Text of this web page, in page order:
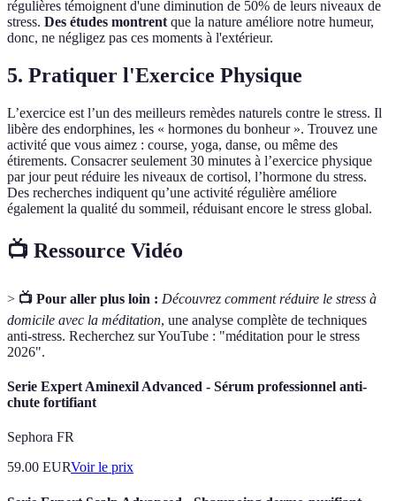
régulières témoignent d'une diminution de 50% de leurs niveaux de
stress. Des études montrent que la nature améliore notre humeur,
donc, ne négligez pas ces moments à l'extérieur.
5. Pratiquer l'Exercice Physique
L’exercice est l’un des meilleurs remèdes naturels contre le stress. Il
libère des endorphines, les « hormones du bonheur ». Trouvez une
activité que vous aimez : course, yoga, danse, ou même des
étirements. Consacrer seulement 30 minutes à l’exercice physique
par jour peut réduire les niveaux de cortisol, l’hormone du stress.
Des recherches indiquent qu’une activité régulière améliore
également la qualité du sommeil, réduisant encore le stress global.
📺 Ressource Vidéo
> 📺 Pour aller plus loin : Découvrez comment réduire le stress à
domicile avec la méditation, une analyse complète de techniques
anti-stress. Recherchez sur YouTube : "méditation pour le stress
2026".
Serie Expert Aminexil Advanced - Sérum professionnel anti-
chute fortifiant
Sephora FR
59.00 EURVoir le prix